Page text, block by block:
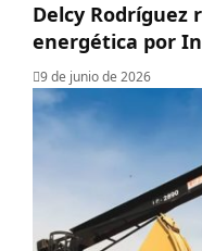
Delcy Rodríguez
energética por
9 de junio de 2026